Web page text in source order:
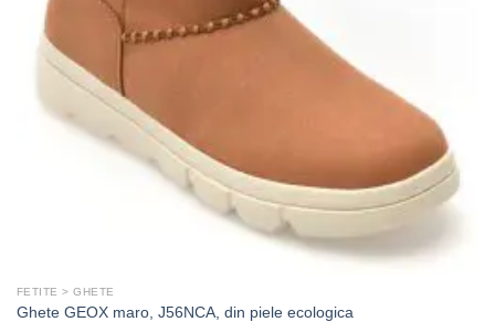
FETITE > GHETE
Ghete GEOX maro, J56NCA, din piele ecologica